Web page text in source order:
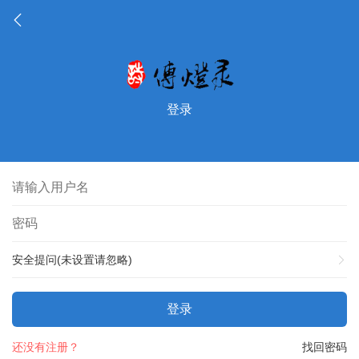
登录
安全提问(未设置请忽略)
登录
找回密码
还没有注册？